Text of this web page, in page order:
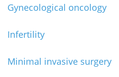
Gynecological oncology
Infertility
Minimal invasive surgery